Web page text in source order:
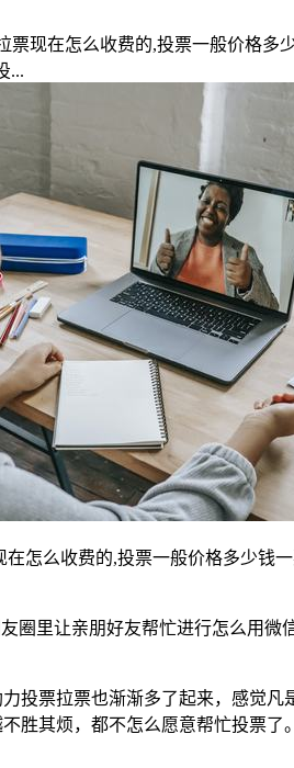
现在怎么收费的,投票一般价格
...
怎么收费的,投票一般价格多少钱
圈里让亲朋好友帮忙进行怎么用
投票拉票也渐渐多了起来，感觉
胜其烦，都不怎么愿意帮忙投票